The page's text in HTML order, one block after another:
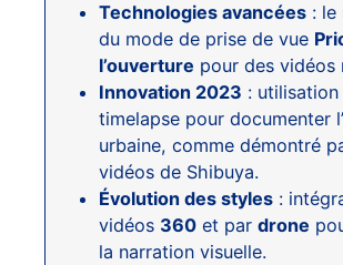
Technologies avancées : le
du mode de prise de vue
l’ouverture pour des vidéos
Innovation 2023 :
timelapse pour documenter
urbaine, comme démontré
vidéos de Shibuya.
Évolution des styles :
vidéos 360 et pardrone
la narration visuelle.